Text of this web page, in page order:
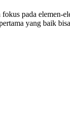
pada elemen-
yang baik